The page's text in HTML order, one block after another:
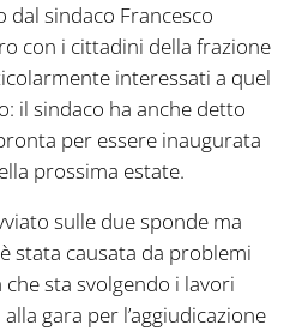
dal sindaco Francesco
con i cittadini della frazione
interessati a quel
il sindaco ha anche detto
per essere inaugurata
prossima estate.
sulle due sponde ma
stata causata da problemi
che sta svolgendo i lavori
gara per l’aggiudicazione